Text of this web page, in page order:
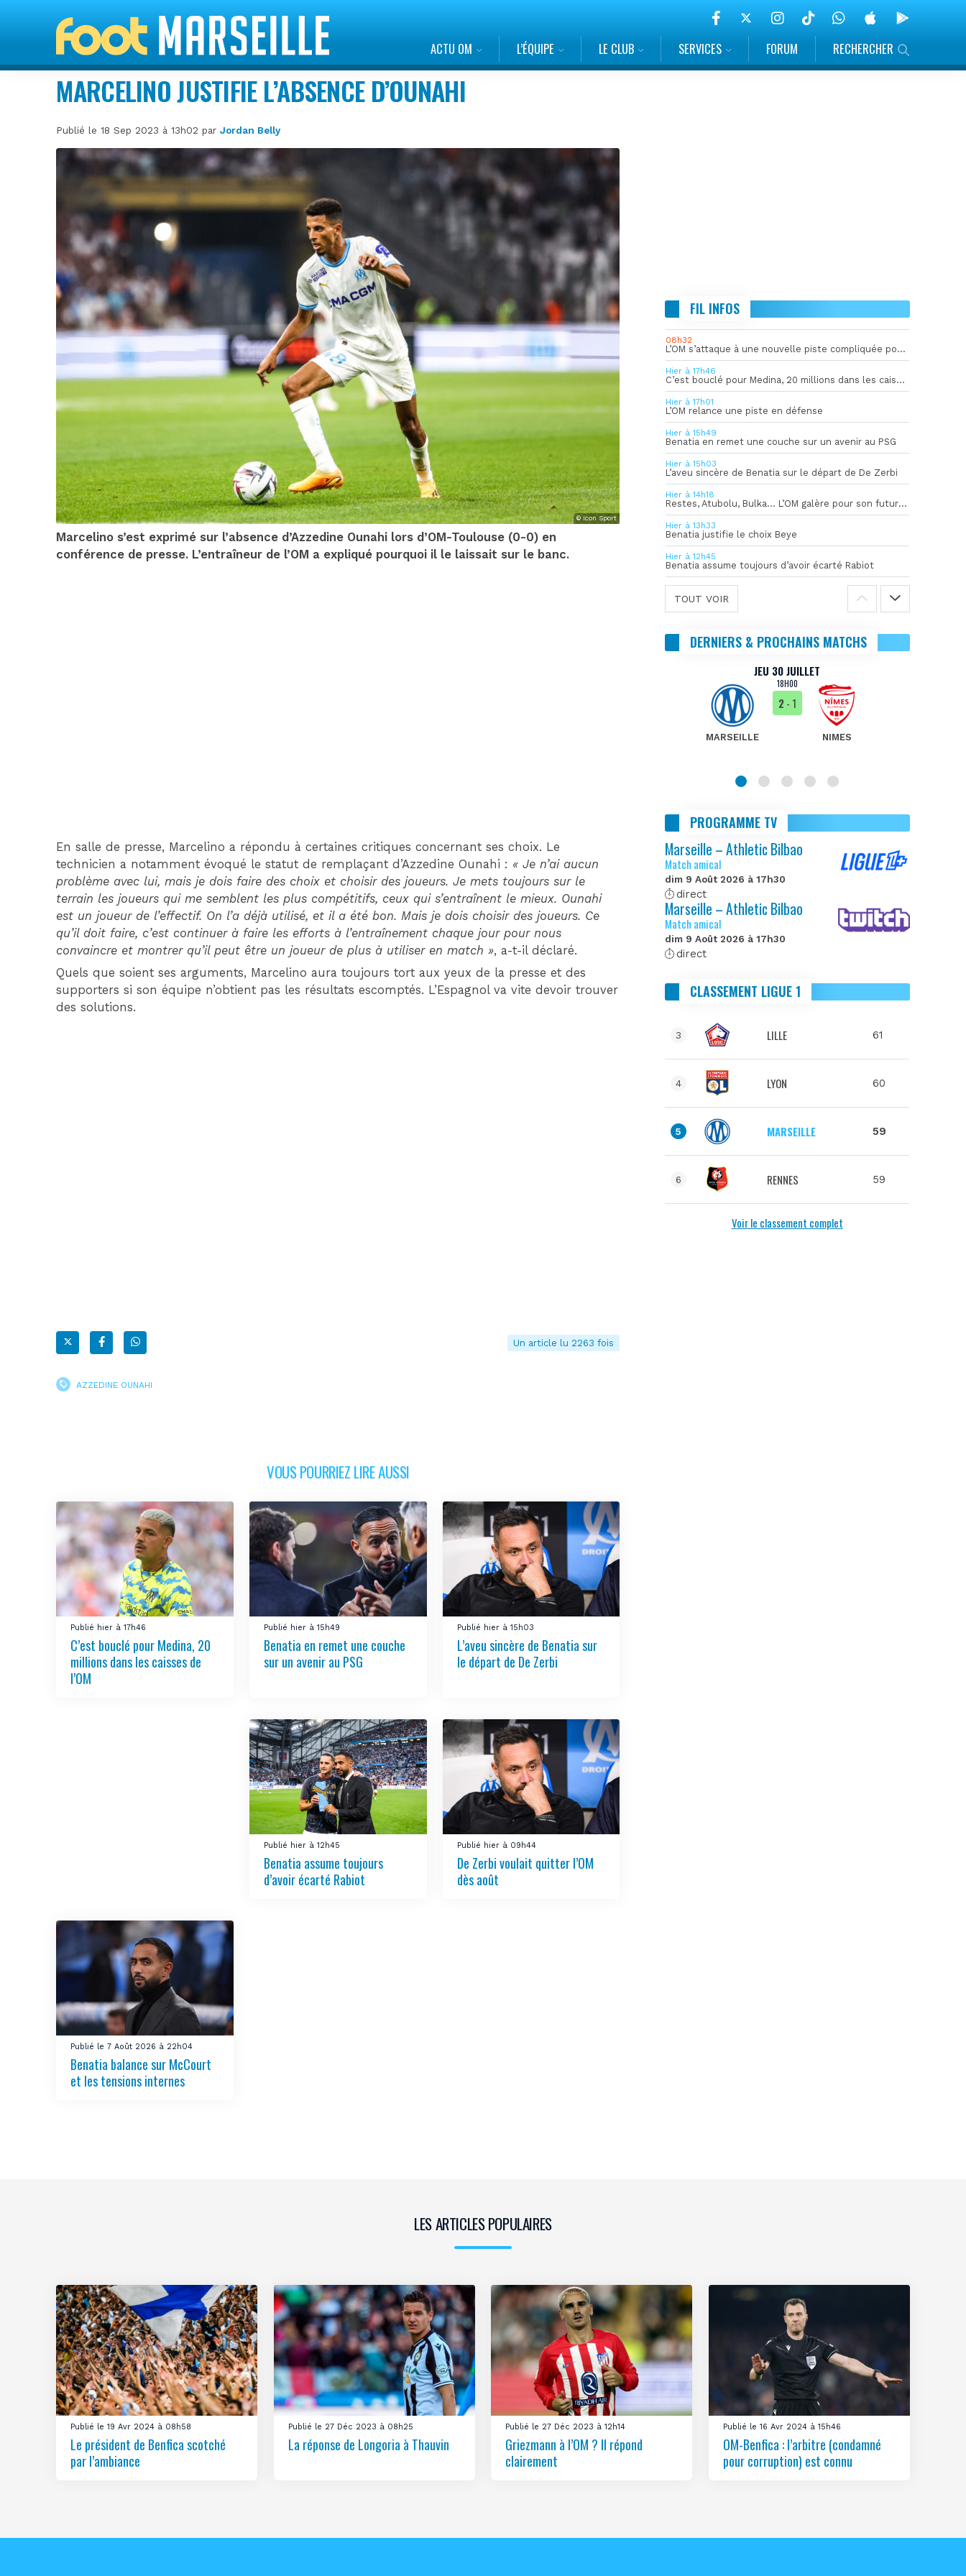
ACTU OM L’ÉQUIPE LE CLUB SERVICES FORUM RECHERCHER
MARCELINO JUSTIFIE L’ABSENCE D’OUNAHI
Publié le 18 Sep 2023 à 13h02 parJordan Belly
© Icon Sport
Marcelino s’est exprimé sur l’absence d’Azzedine Ounahi lors d’OM-Toulouse (0-0) en
conférence de presse. L’entraîneur de l’OM a expliqué pourquoi il le laissait sur le banc.
En salle de presse, Marcelino a répondu à certaines critiques concernant ses choix. Le
technicien a notamment évoqué le statut de remplaçant d’Azzedine Ounahi : « Je n’ai aucun
problème avec lui, mais je dois faire des choix et choisir des joueurs. Je mets toujours sur le
terrain les joueurs qui me semblent les plus compétitifs, ceux qui s’entraînent le mieux. Ounahi
est un joueur de l’effectif. On l’a déjà utilisé, et il a été bon. Mais je dois choisir des joueurs. Ce
qu’il doit faire, c’est continuer à faire les efforts à l’entraînement chaque jour pour nous
convaincre et montrer qu’il peut être un joueur de plus à utiliser en match », a-t-il déclaré.
Quels que soient ses arguments, Marcelino aura toujours tort aux yeux de la presse et des
supporters si son équipe n’obtient pas les résultats escomptés. L’Espagnol va vite devoir trouver
des solutions.
Un article lu 2263 fois
AZZEDINE OUNAHI
VOUS POURRIEZ LIRE AUSSI
Publié hier à 17h46
C’est bouclé pour Medina, 20
millions dans les caisses de
l’OM
Publié hier à 15h49
Benatia en remet une couche
sur un avenir au PSG
Publié hier à 15h03
L’aveu sincère de Benatia sur
le départ de De Zerbi
Publié hier à 12h45
Benatia assume toujours
d’avoir écarté Rabiot
Publié hier à 09h44
De Zerbi voulait quitter l’OM
dès août
Publié le 7 Août 2026 à 22h04
Benatia balance sur McCourt
et les tensions internes
FIL INFOS
08h32
L’OM s’attaque à une nouvelle piste compliquée pour la succession de Rulli
Hier à 17h46
C’est bouclé pour Medina, 20 millions dans les caisses de l’OM
Hier à 17h01
L’OM relance une piste en défense
Hier à 15h49
Benatia en remet une couche sur un avenir au PSG
Hier à 15h03
L’aveu sincère de Benatia sur le départ de De Zerbi
Hier à 14h18
Restes, Atubolu, Bulka… L’OM galère pour son futur gardien numéro 1
Hier à 13h33
Benatia justifie le choix Beye
Hier à 12h45
Benatia assume toujours d’avoir écarté Rabiot
TOUT VOIR
DERNIERS & PROCHAINS MATCHS
JEU 30 JUILLET
18H00
MARSEILLE
2- 1
NIMES
PROGRAMME TV
Marseille – Athletic Bilbao
Match amical
dim 9 Août 2026 à 17h30
direct
Marseille – Athletic Bilbao
Match amical
dim 9 Août 2026 à 17h30
direct
CLASSEMENT LIGUE 1
3 LILLE 61
4 LYON 60
5 MARSEILLE 59
6 RENNES 59
Voir le classement complet
LES ARTICLES POPULAIRES
Publié le 19 Avr 2024 à 08h58
Le président de Benfica scotché
par l’ambiance
Publié le 27 Déc 2023 à 08h25
La réponse de Longoria à Thauvin
Publié le 27 Déc 2023 à 12h14
Griezmann à l’OM ? Il répond
clairement
Publié le 16 Avr 2024 à 15h46
OM-Benfica : l’arbitre (condamné
pour corruption) est connu